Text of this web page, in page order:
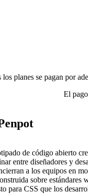
los planes se pagan por
El
de código abierto
entre diseñadores y
a los equipos en
sobre estándares
para CSS que los